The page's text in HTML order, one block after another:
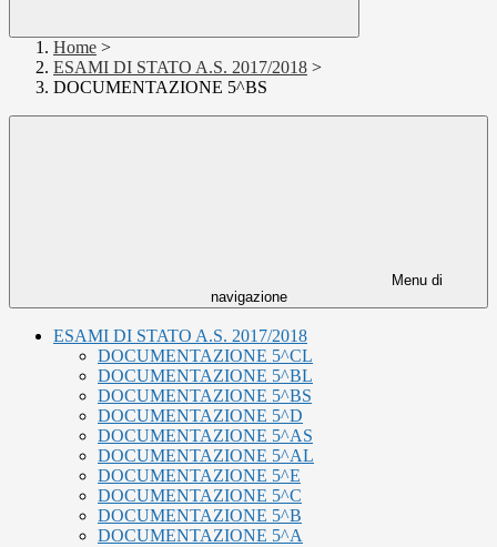
Home >
ESAMI DI STATO A.S. 2017/2018 >
DOCUMENTAZIONE 5^BS
Menu di
navigazione
ESAMI DI STATO A.S. 2017/2018
DOCUMENTAZIONE 5^CL
DOCUMENTAZIONE 5^BL
DOCUMENTAZIONE 5^BS
DOCUMENTAZIONE 5^D
DOCUMENTAZIONE 5^AS
DOCUMENTAZIONE 5^AL
DOCUMENTAZIONE 5^E
DOCUMENTAZIONE 5^C
DOCUMENTAZIONE 5^B
DOCUMENTAZIONE 5^A